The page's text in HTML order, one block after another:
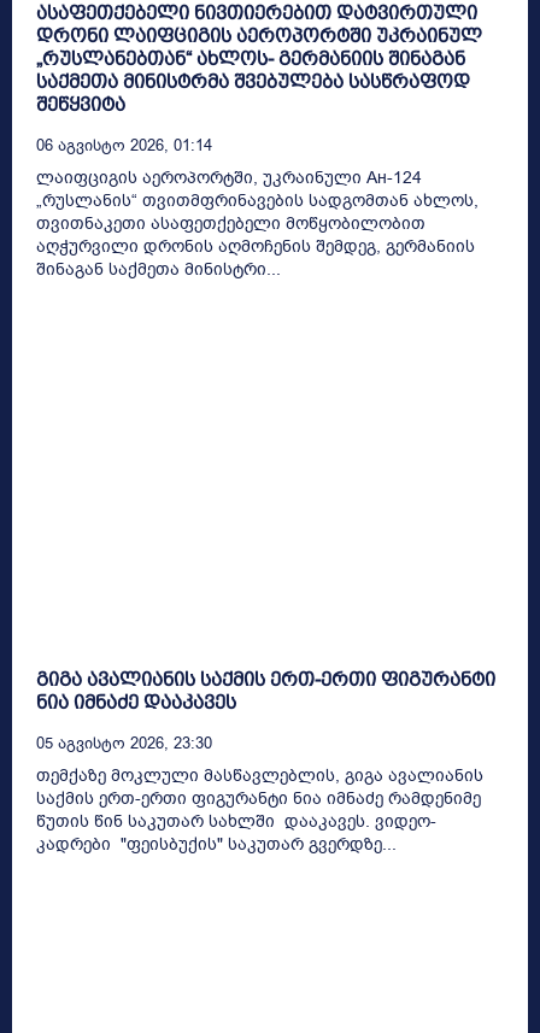
ასაფეთქებელი ნივთიერებით დატვირთული
დრონი ლაიფციგის აეროპორტში უკრაინულ
„რუსლანებთან“ ახლოს- გერმანიის შინაგან
საქმეთა მინისტრმა შვებულება სასწრაფოდ
შეწყვიტა
06 Აგვისტო 2026, 01:14
ლაიფციგის აეროპორტში, უკრაინული Ан-124
„რუსლანის“ თვითმფრინავების სადგომთან ახლოს,
თვითნაკეთი ასაფეთქებელი მოწყობილობით
აღჭურვილი დრონის აღმოჩენის შემდეგ, გერმანიის
შინაგან საქმეთა მინისტრი...
გიგა ავალიანის საქმის ერთ-ერთი ფიგურანტი
ნია იმნაძე დააკავეს
05 Აგვისტო 2026, 23:30
თემქაზე მოკლული მასწავლებლის, გიგა ავალიანის
საქმის ერთ-ერთი ფიგურანტი ნია იმნაძე რამდენიმე
წუთის წინ საკუთარ სახლში დააკავეს. ვიდეო-
კადრები "ფეისბუქის" საკუთარ გვერდზე...